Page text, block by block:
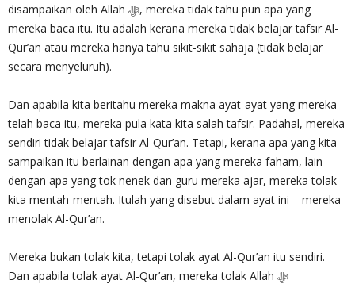
disampaikan oleh Allah ‎ﷻ, mereka tidak tahu pun apa yang
mereka baca itu. Itu adalah kerana mereka tidak belajar tafsir Al-
Qur’an atau mereka hanya tahu sikit-sikit sahaja (tidak belajar
secara menyeluruh).
Dan apabila kita beritahu mereka makna ayat-ayat yang mereka
telah baca itu, mereka pula kata kita salah tafsir. Padahal, mereka
sendiri tidak belajar tafsir Al-Qur’an. Tetapi, kerana apa yang kita
sampaikan itu berlainan dengan apa yang mereka faham, lain
dengan apa yang tok nenek dan guru mereka ajar, mereka tolak
kita mentah-mentah. Itulah yang disebut dalam ayat ini – mereka
menolak Al-Qur’an.
Mereka bukan tolak kita, tetapi tolak ayat Al-Qur’an itu sendiri.
Dan apabila tolak ayat Al-Qur’an, mereka tolak Allah ‎ﷻ